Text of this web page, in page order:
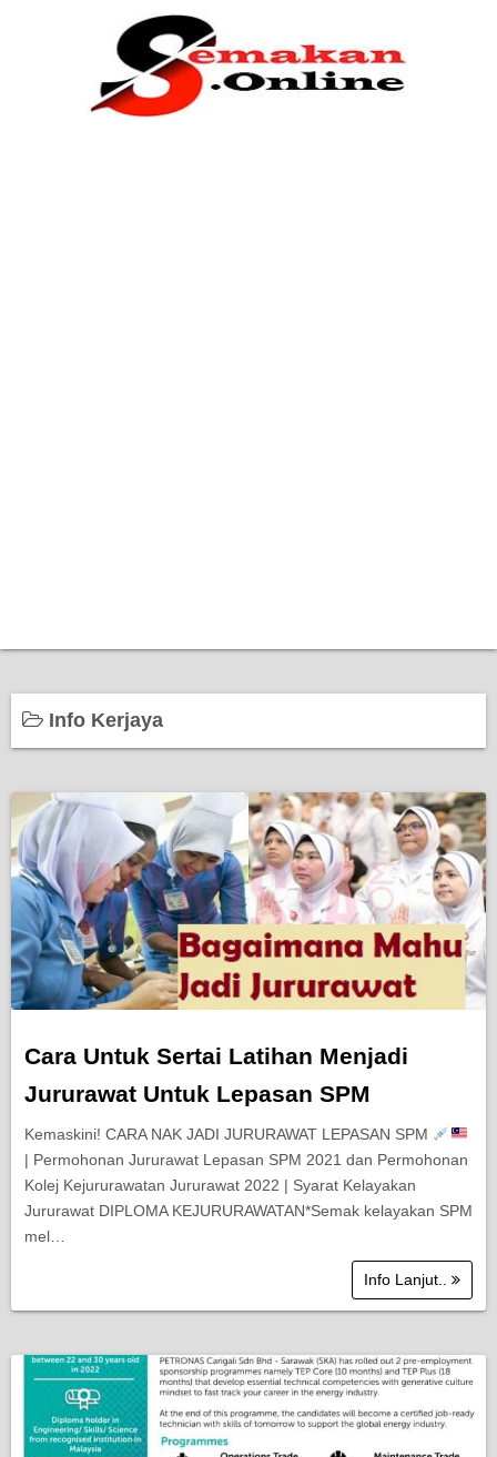
Info Kerjaya
Cara Untuk Sertai Latihan Menjadi
Jururawat Untuk Lepasan SPM
Kemaskini! CARA NAK JADI JURURAWAT LEPASAN SPM
| Permohonan Jururawat Lepasan SPM 2021 dan Permohonan
Kolej Kejururawatan Jururawat 2022 | Syarat Kelayakan
Jururawat DIPLOMA KEJURURAWATAN*Semak kelayakan SPM
mel…
Info Lanjut..